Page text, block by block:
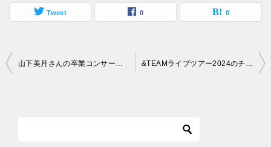
Tweet 0 0
投
山下美月さんの卒業コンサート配信が決定！チケットの取り方と視聴期間は？ &TEAMライブツアー2024のチケットの取り方は？公演日程と会場も詳しくご紹介